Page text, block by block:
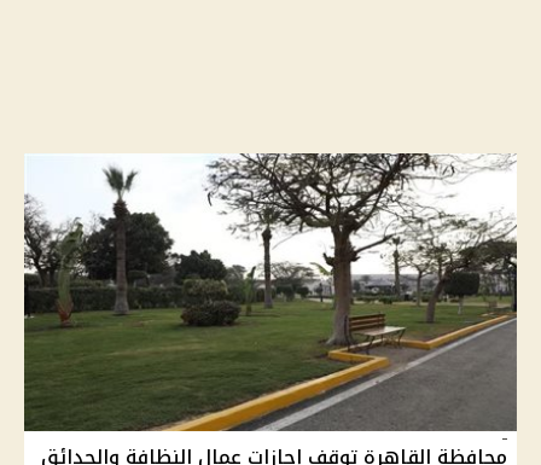
محافظة القاهرة توقف إجازات عمال النظافة والحدائق